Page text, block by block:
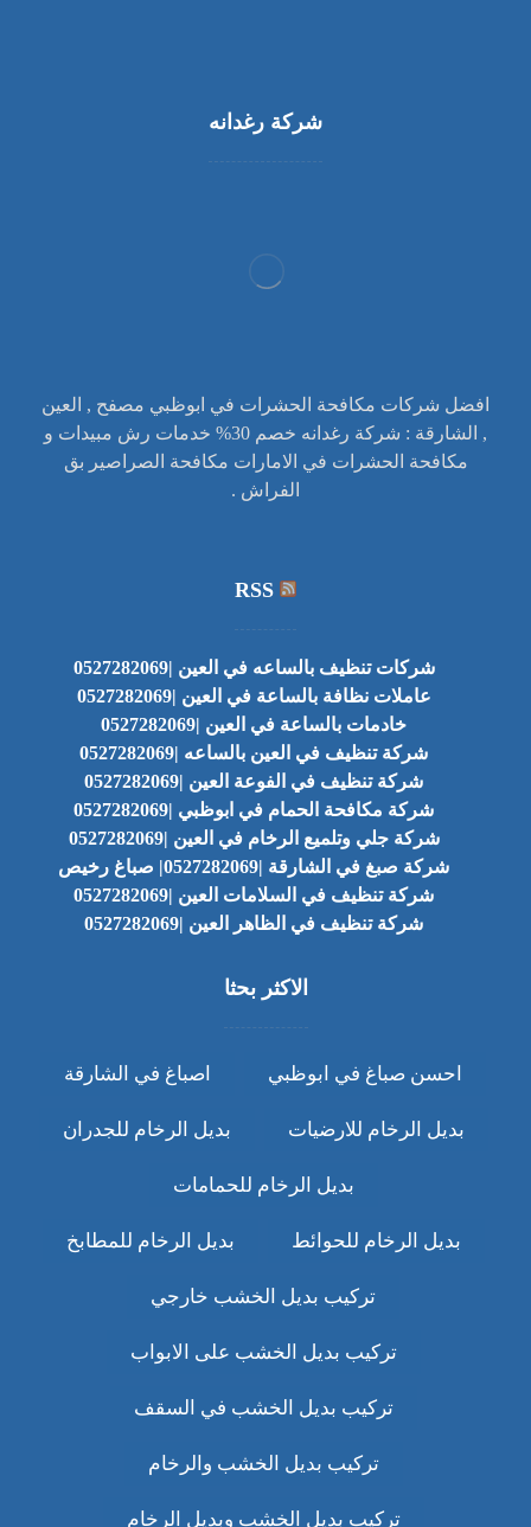
شركة رغدانه
افضل شركات مكافحة الحشرات في ابوظبي مصفح , العين
, الشارقة : شركة رغدانه خصم 30% خدمات رش مبيدات و
مكافحة الحشرات في الامارات مكافحة الصراصير بق
الفراش .
RSS
شركات تنظيف بالساعه في العين |0527282069
عاملات نظافة بالساعة في العين |0527282069
خادمات بالساعة في العين |0527282069
شركة تنظيف في العين بالساعه |0527282069
شركة تنظيف في الفوعة العين |0527282069
شركة مكافحة الحمام في ابوظبي |0527282069
شركة جلي وتلميع الرخام في العين |0527282069
شركة صبغ في الشارقة |0527282069| صباغ رخيص
شركة تنظيف في السلامات العين |0527282069
شركة تنظيف في الظاهر العين |0527282069
الاكثر بحثا
احسن صباغ في ابوظبي اصباغ في الشارقة
بديل الرخام للارضيات بديل الرخام للجدران
بديل الرخام للحمامات
بديل الرخام للحوائط بديل الرخام للمطابخ
تركيب بديل الخشب خارجي
تركيب بديل الخشب على الابواب
تركيب بديل الخشب في السقف
تركيب بديل الخشب والرخام
تركيب بديل الخشب وبديل الرخام